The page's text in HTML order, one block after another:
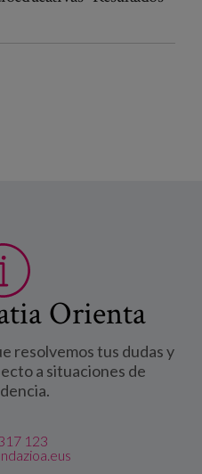
Orienta
resolvemos tus dudas y
a situaciones de
123